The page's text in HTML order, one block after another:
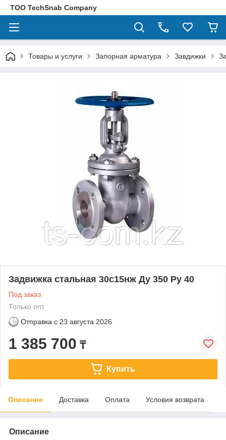
ТОО TechSnab Company
Товары и услуги Запорная арматура Завдижки
Задвижка стальная 30с15нж Ду 350 Ру 40
Под заказ
Только опт
Отправка с 23 августа 2026
1 385 700 ₸
Купить
Описание Доставка Оплата Условия возврата
Описание